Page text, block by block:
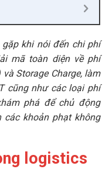
khi nói đến chi phí
mã toàn diện về phí
Storage Charge, làm
cũng như các loại phí
phá để chủ động
khoản phạt không
logistics